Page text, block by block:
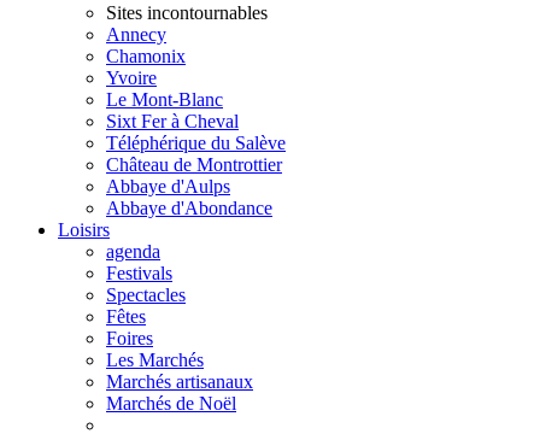
Sites incontournables
Annecy
Chamonix
Yvoire
Le Mont-Blanc
Sixt Fer à Cheval
Téléphérique du Salève
Château de Montrottier
Abbaye d'Aulps
Abbaye d'Abondance
Loisirs
agenda
Festivals
Spectacles
Fêtes
Foires
Les Marchés
Marchés artisanaux
Marchés de Noël